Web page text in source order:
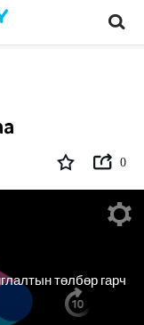
0
төлбөр гарч